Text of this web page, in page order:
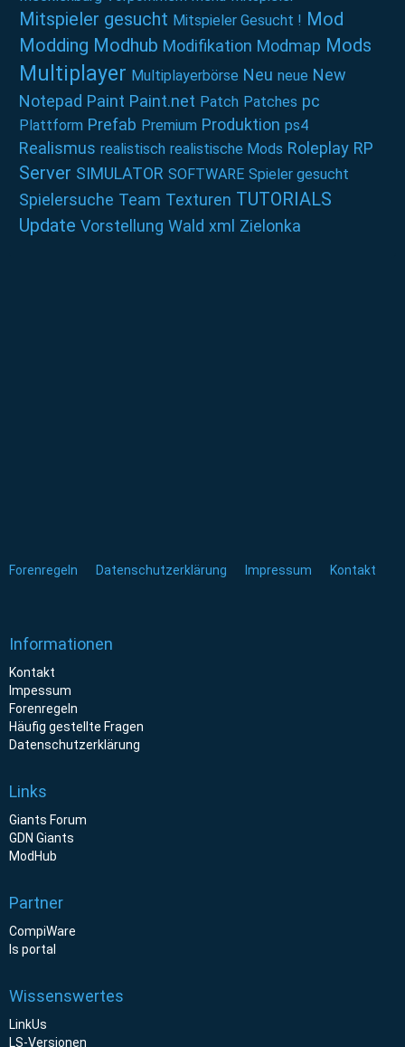
Mitspieler gesucht Mitspieler Gesucht ! Mod
Modding Modhub Modifikation Modmap Mods
Multiplayer Multiplayerbörse Neu neue New
Notepad Paint Paint.net Patch Patches pc
Plattform Prefab Premium Produktion ps4
Realismus realistisch realistische Mods Roleplay RP
Server SIMULATOR SOFTWARE Spieler gesucht
Spielersuche Team Texturen TUTORIALS
Update Vorstellung Wald xml Zielonka
Forenregeln Datenschutzerklärung Impressum Kontakt
Informationen
Kontakt
Impessum
Forenregeln
Häufig gestellte Fragen
Datenschutzerklärung
Links
Giants Forum
GDN Giants
ModHub
Partner
CompiWare
ls portal
Wissenswertes
LinkUs
LS-Versionen